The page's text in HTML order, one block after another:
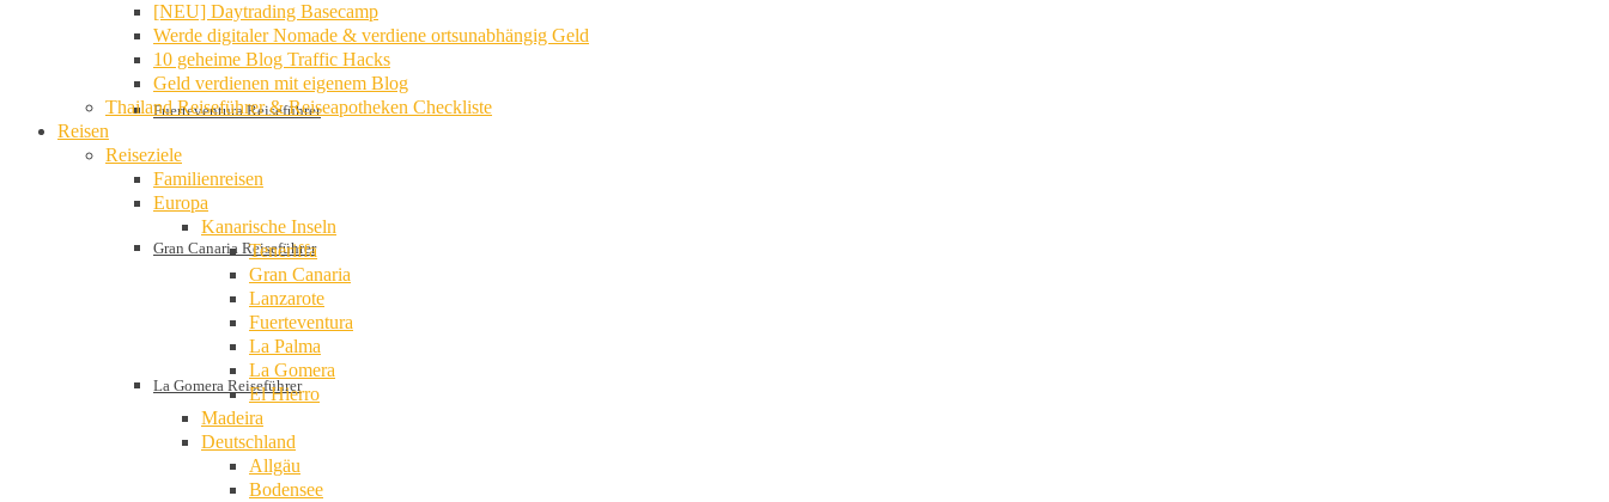
Fuerteventura Reiseführer
Gran Canaria Reiseführer
La Gomera Reiseführer
[NEU] Daytrading Basecamp
Werde digitaler Nomade & verdiene ortsunabhängig Geld
10 geheime Blog Traffic Hacks
Geld verdienen mit eigenem Blog
Thailand Reiseführer & Reiseapotheken Checkliste
Reisen
Reiseziele
Familienreisen
Europa
Kanarische Inseln
Teneriffa
Gran Canaria
Lanzarote
Fuerteventura
La Palma
La Gomera
El Hierro
Madeira
Deutschland
Allgäu
Bodensee